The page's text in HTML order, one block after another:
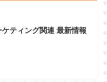
ケティング関連 最新情報